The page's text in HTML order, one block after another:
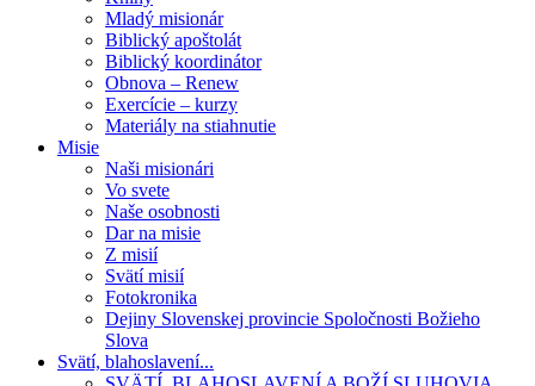
Mladý misionár
Biblický apoštolát
Biblický koordinátor
Obnova – Renew
Exercície – kurzy
Materiály na stiahnutie
Misie
Naši misionári
Vo svete
Naše osobnosti
Dar na misie
Z misií
Svätí misií
Fotokronika
Dejiny Slovenskej provincie Spoločnosti Božieho
Slova
Svätí, blahoslavení...